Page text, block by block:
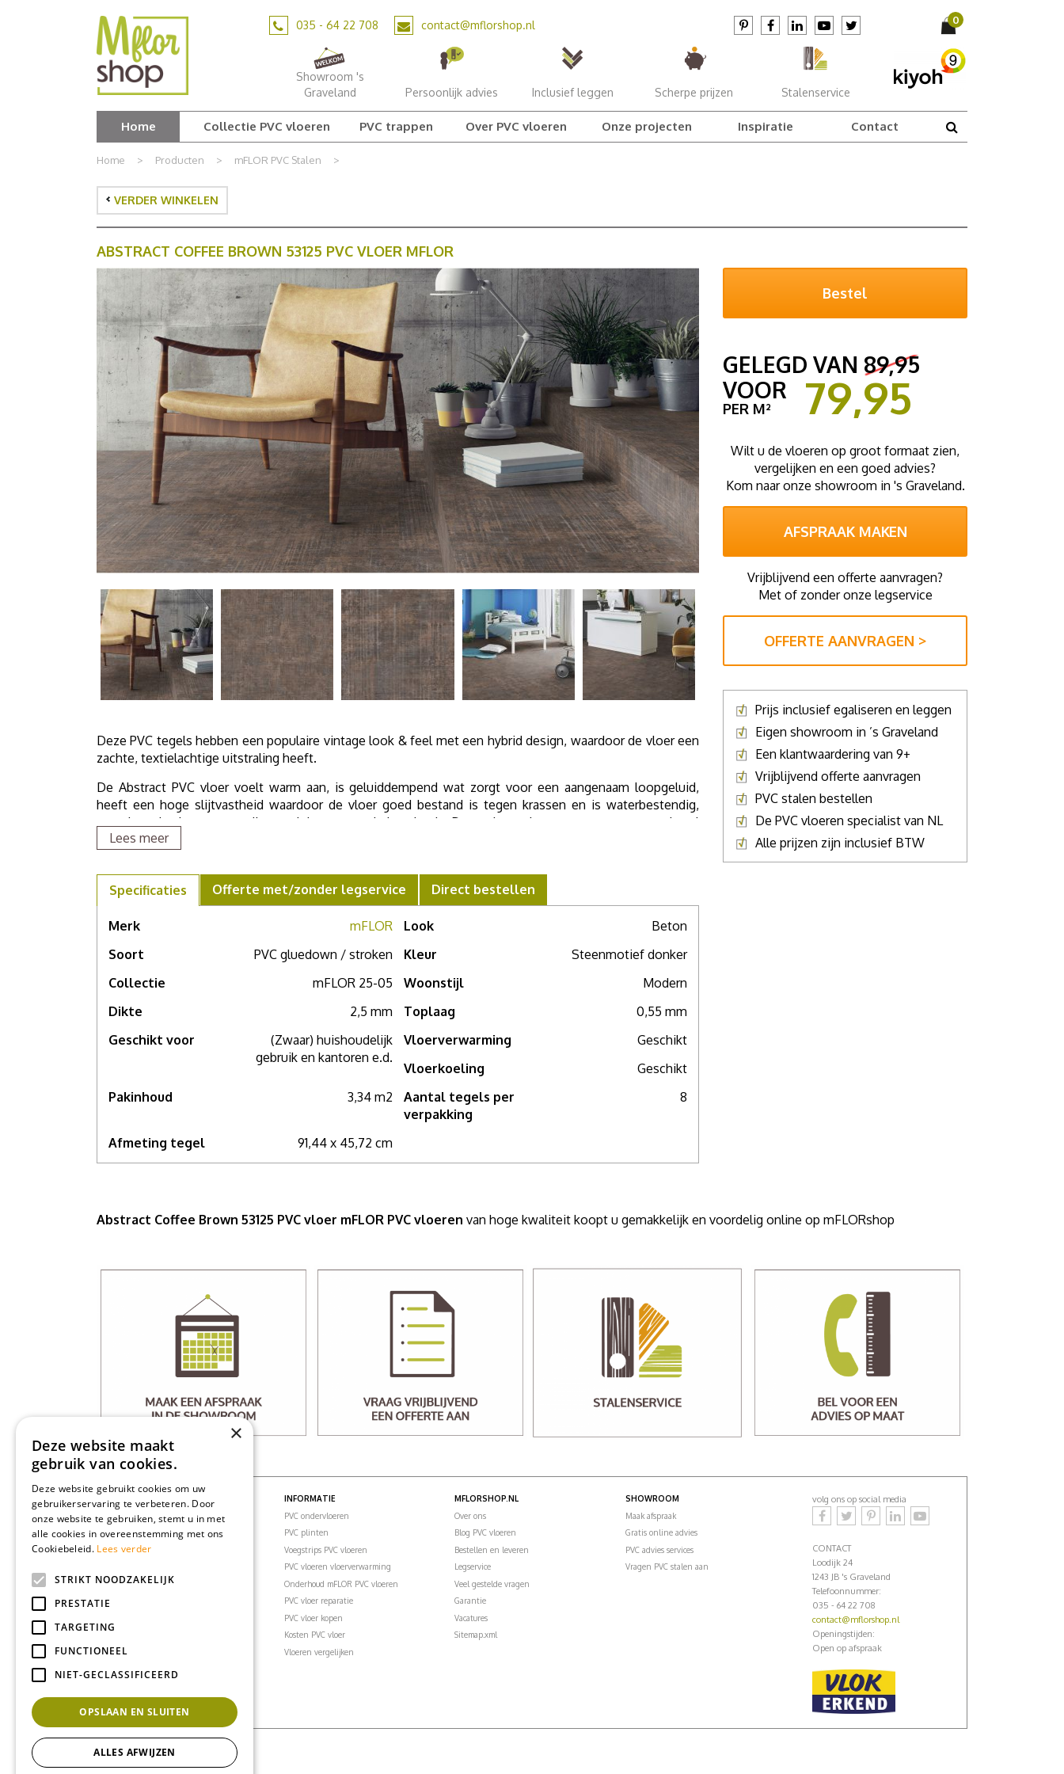
Home > Producten > mFLOR PVC Stalen >
035 - 64 22 708 contact@mflorshop.nl
Showroom 's
Graveland
Persoonlijk advies Inclusief leggen Scherpe prijzen Stalenservice
Home Collectie PVC vloeren PVC trappen Over PVC vloeren Onze projecten Inspiratie Contact
VERDER WINKELEN
ABSTRACT COFFEE BROWN 53125 PVC VLOER MFLOR
Deze PVC tegels hebben een populaire vintage look & feel met een hybrid design, waardoor de vloer een
zachte, textielachtige uitstraling heeft.
De Abstract PVC vloer voelt warm aan, is geluiddempend wat zorgt voor een aangenaam loopgeluid,
heeft een hoge slijtvastheid waardoor de vloer goed bestand is tegen krassen en is waterbestendig,
waardoor de vloer eenvoudig te reinigen en onderhouden is. Deze eigenschappen zorgen voor optimaal
comfort en gebruiksgemak. Bovendien is de vloer uitermate geschikt voor vloerverwarming en -koeling.
afspraak in één van onzeshowrooms. Voor een compleet persoonlijk advies.
Lees meer
Specificaties Offerte met/zonder legservice Direct bestellen
Merk mFLOR Look
Beton
Soort
PVC gluedown / stroken Kleur
Steenmotief donker
Collectie
mFLOR 25-05 Woonstijl
Modern
Dikte
2,5 mm Toplaag
0,55 mm
Geschikt voor
(Zwaar) huishoudelijk
gebruik en kantoren e.d.
Vloerverwarming
Geschikt
Vloerkoeling
Geschikt
Pakinhoud
3,34 m2
Aantal tegels per
verpakking
8
Afmeting tegel 91,44 x 45,72 cm
GELEGD VAN 89,95
VOOR
79,95
PER M²
Wilt u de vloeren op groot formaat zien,
vergelijken en een goed advies?
Kom naar onze showroom in 's Graveland.
AFSPRAAK MAKEN
Vrijblijvend een offerte aanvragen?
Met of zonder onze legservice
OFFERTE AANVRAGEN >
Prijs inclusief egaliseren en leggen
Eigen showroom in ’s Graveland
Een klantwaardering van 9+
Vrijblijvend offerte aanvragen
PVC stalen bestellen
De PVC vloeren specialist van NL
Alle prijzen zijn inclusief BTW
Abstract Coffee Brown 53125 PVC vloer mFLOR PVC vloeren van hoge kwaliteit koopt u gemakkelijk en voordelig online op mFLORshop
PVC VLOEREN
PVC vloeren
PVC visgraatvloer
PVC klikvloeren
PVC vloer woonkamer
PVC vloer kantoor
INFORMATIE
PVC ondervloeren
PVC plinten
Voegstrips PVC vloeren
PVC vloeren vloerverwarming
Onderhoud mFLOR PVC vloeren
PVC vloer reparatie
PVC vloer kopen
Kosten PVC vloer
Vloeren vergelijken
MFLORSHOP.NL
Over ons
Blog PVC vloeren
Bestellen en leveren
Legservice
Veel gestelde vragen
Garantie
Vacatures
Sitemap.xml
SHOWROOM
Maak afspraak
Gratis online advies
PVC advies services
Vragen PVC stalen aan
volg ons op social media
CONTACT
Loodijk 24
1243 JB 's Graveland
Telefoonnummer:
035 - 64 22 708
contact@mflorshop.nl
Openingstijden:
Open op afspraak
×
Deze website maakt
gebruik van cookies.
Deze website gebruikt cookies om uw
gebruikerservaring te verbeteren. Door
onze website te gebruiken, stemt u in met
alle cookies in overeenstemming met ons
Cookiebeleid. Lees verder
STRIKT NOODZAKELIJK
PRESTATIE
TARGETING
FUNCTIONEEL
NIET-GECLASSIFICEERD
OPSLAAN EN SLUITEN
ALLES AFWIJZEN